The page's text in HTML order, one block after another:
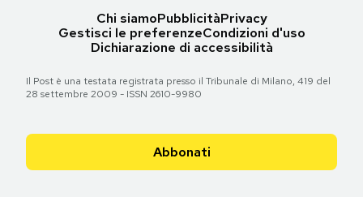
Chi siamoPubblicitàPrivacy
Gestisci le preferenzeCondizioni d'uso
Dichiarazione di accessibilità
Il Post è una testata registrata presso il Tribunale di Milano, 419 del
28 settembre 2009 - ISSN 2610-9980
Abbonati